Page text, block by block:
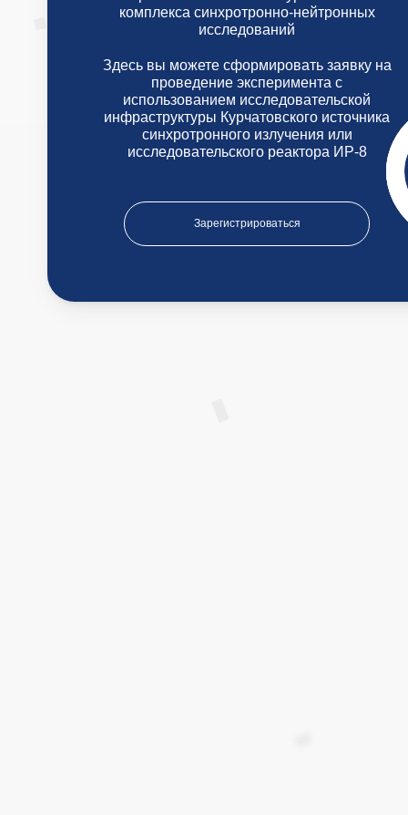
комплекса синхротронно-нейтронных
исследований
Здесь вы можете сформировать заявку на
проведение эксперимента с
использованием исследовательской
инфраструктуры Курчатовского источника
синхротронного излучения или
исследовательского реактора ИР-8
Зарегистрироваться